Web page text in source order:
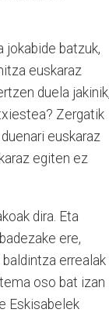
jokabide batzuk,
euskaraz
duela
Zergatik
euskaraz
egiten ez
dira. Eta
ere,
errealak
oso bat izan
Eskisabelek